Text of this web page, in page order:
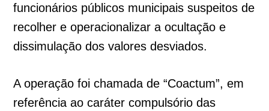
funcionários públicos municipais suspeitos de
recolher e operacionalizar a ocultação e
dissimulação dos valores desviados.
A operação foi chamada de “Coactum”, em
referência ao caráter compulsório das